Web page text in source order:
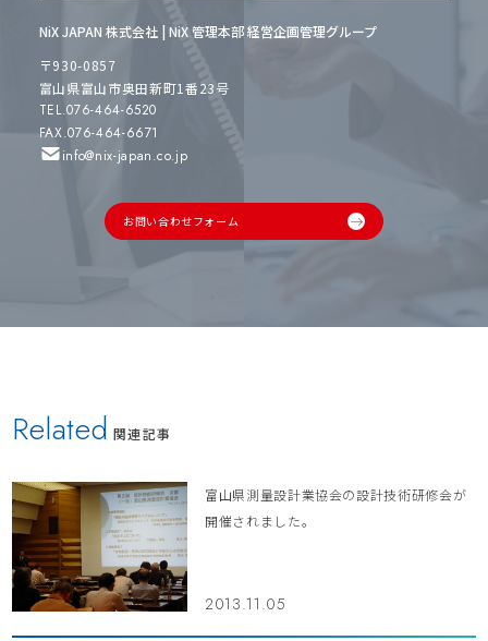
NiX JAPAN 株式会社 | NiX 管理本部 経営企画管理グループ
〒930-0857
富山県富山市奥田新町1番23号
TEL.076-464-6520
FAX.076-464-6671
info@nix-japan.co.jp
お問い合わせフォーム
Related 関連記事
富山県測量設計業協会の設計技術研修会が
開催されました。
2013.11.05